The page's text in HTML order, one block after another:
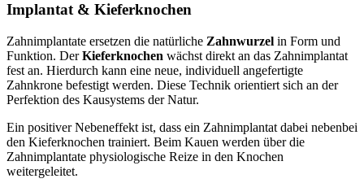
Implantat & Kieferknochen
Zahnimplantate ersetzen die natürliche Zahnwurzel in Form und
Funktion. DerKieferknochen wächst direkt an das Zahnimplantat
fest an. Hierdurch kann eine neue, individuell angefertigte
Zahnkrone befestigt werden. Diese Technik orientiert sich an der
Perfektion des Kausystems der Natur.
Ein positiver Nebeneffekt ist, dass ein Zahnimplantat dabei nebenbei
den Kieferknochen trainiert. Beim Kauen werden über die
Zahnimplantate physiologische Reize in den Knochen
weitergeleitet.